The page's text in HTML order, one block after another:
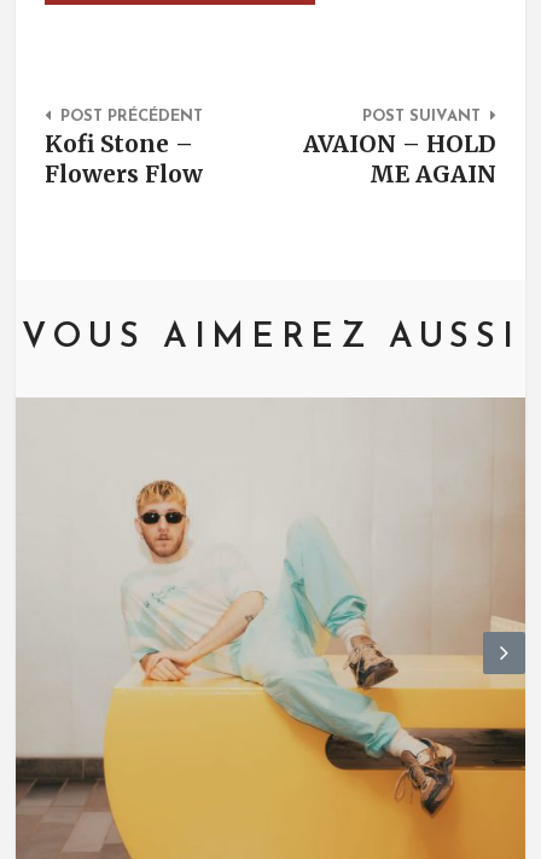
Post Navigation
POST PRÉCÉDENT
Kofi Stone –
Flowers Flow
POST SUIVANT
AVAION – HOLD
ME AGAIN
VOUS AIMEREZ AUSSI
N
ex
t